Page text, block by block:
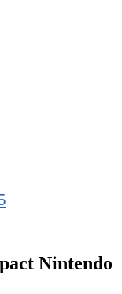
Nintendo